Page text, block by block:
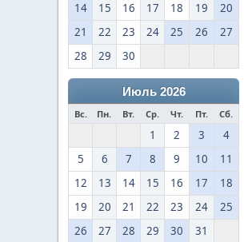
14
15 16 17 18 19
20
21
22 23 24 25 26
27
28
29 30
Июль 2026
Вс. Пн. Вт. Ср. Чт. Пт. Сб.
1 2 3
4
5
6 7 8 9 10
11
12
13 14 15 16 17
18
19
20 21 22 23 24
25
26
27 28 29 30 31